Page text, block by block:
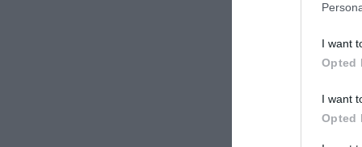
I want
Opted
I want
Opted